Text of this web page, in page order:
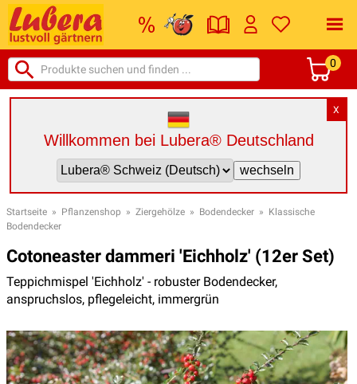
0
X
Willkommen bei Lubera® Deutschland
Startseite » Pflanzenshop » Ziergehölze » Bodendecker » Klassische
Bodendecker
Cotoneaster dammeri 'Eichholz' (12er Set)
Teppichmispel 'Eichholz' - robuster Bodendecker,
anspruchslos, pflegeleicht, immergrün